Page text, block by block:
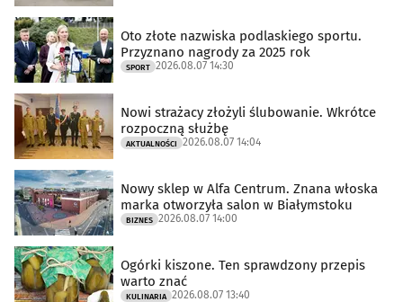
Oto złote nazwiska podlaskiego sportu.
Przyznano nagrody za 2025 rok
SPORT 2026.08.07 14:30
Nowi strażacy złożyli ślubowanie. Wkrótce
rozpoczną służbę
AKTUALNOŚCI 2026.08.07 14:04
Nowy sklep w Alfa Centrum. Znana włoska
marka otworzyła salon w Białymstoku
BIZNES 2026.08.07 14:00
Ogórki kiszone. Ten sprawdzony przepis
warto znać
KULINARIA 2026.08.07 13:40